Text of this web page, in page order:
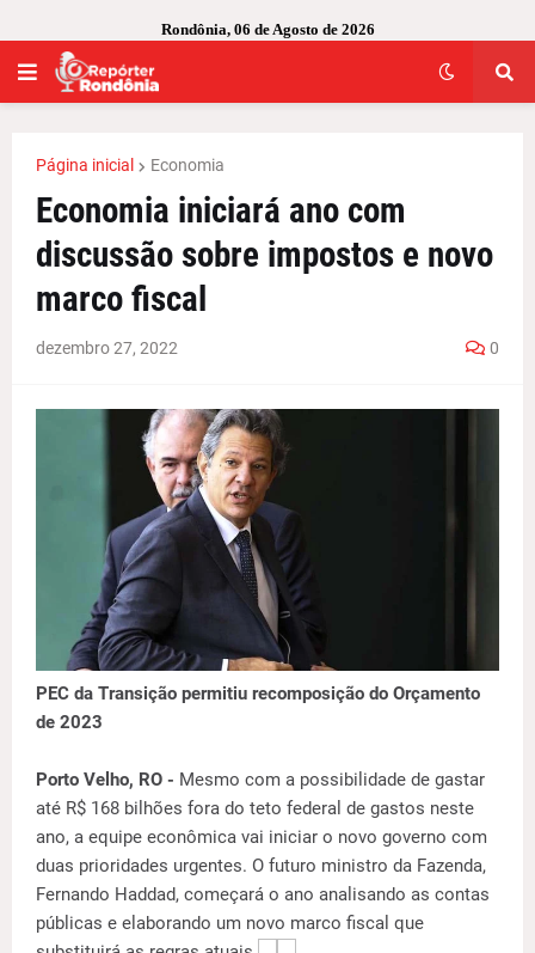
Rondônia, 06 de Agosto de 2026
Página inicial Economia
Economia iniciará ano com
discussão sobre impostos e novo
marco fiscal
dezembro 27, 2022 0
PEC da Transição permitiu recomposição do Orçamento
de 2023
Porto Velho, RO - Mesmo com a possibilidade de gastar
até R$ 168 bilhões fora do teto federal de gastos neste
ano, a equipe econômica vai iniciar o novo governo com
duas prioridades urgentes. O futuro ministro da Fazenda,
Fernando Haddad, começará o ano analisando as contas
públicas e elaborando um novo marco fiscal que